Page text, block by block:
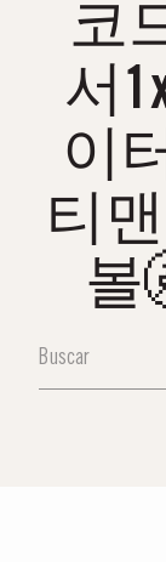
코
서
이
티
볼